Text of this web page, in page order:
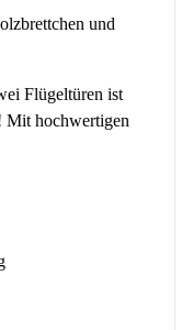
und
Flügeltüren ist
Mit hochwertigen